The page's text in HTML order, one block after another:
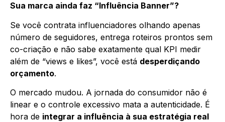
Sua marca ainda faz “Influência Banner”?
Se você contrata influenciadores olhando apenas
número de seguidores, entrega roteiros prontos sem
co-criação e não sabe exatamente qual KPI medir
além de “views e likes”, você está desperdiçando
orçamento.
O mercado mudou. A jornada do consumidor não é
linear e o controle excessivo mata a autenticidade. É
hora de integrar a influência à sua estratégia real